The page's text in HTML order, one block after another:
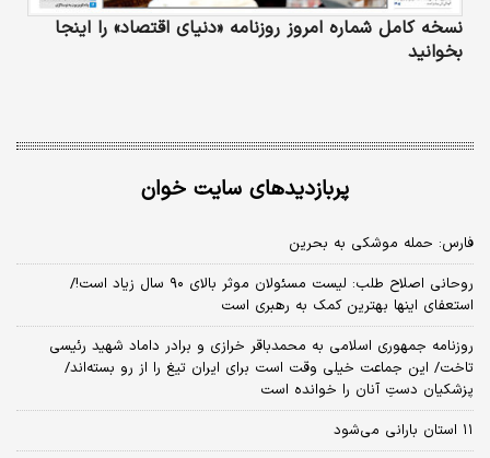
نسخه کامل شماره امروز روزنامه «دنیای‌ اقتصاد» را اینجا
بخوانید
پربازدیدهای سایت خوان
فارس: حمله موشکی به بحرین
روحانی اصلاح طلب: ‌لیست مسئولان موثر بالای ۹۰ سال زیاد است!/
استعفای اینها بهترین کمک به رهبری است
روزنامه جمهوری اسلامی به محمدباقر خرازی و برادر داماد شهید رئیسی
تاخت/ این جماعت خیلی وقت است برای ایران تیغ را از رو بسته‌اند/
پزشکیان دستِ آنان را خوانده است
۱۱ استان بارانی می‌شود